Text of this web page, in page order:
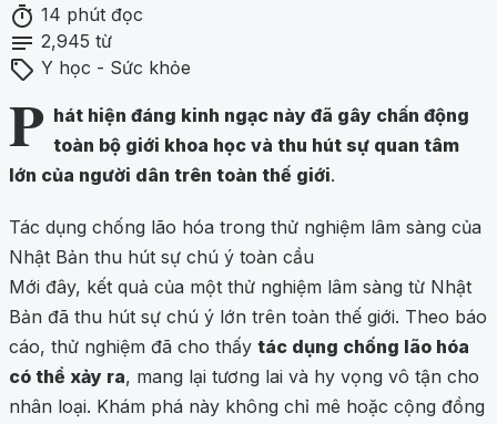
timer 14 phút đọc
notes 2,945 từ
sell Y học - Sức khỏe
P hát hiện đáng kinh ngạc này đã gây chấn động
toàn bộ giới khoa học và thu hút sự quan tâm
lớn của người dân trên toàn thế giới.
Tác dụng chống lão hóa trong thử nghiệm lâm sàng của
Nhật Bản thu hút sự chú ý toàn cầu
Mới đây, kết quả của một thử nghiệm lâm sàng từ Nhật
Bản đã thu hút sự chú ý lớn trên toàn thế giới. Theo báo
cáo, thử nghiệm đã cho thấy tác dụng chống lão hóa
có thể xảy ra, mang lại tương lai và hy vọng vô tận cho
nhân loại. Khám phá này không chỉ mê hoặc cộng đồng